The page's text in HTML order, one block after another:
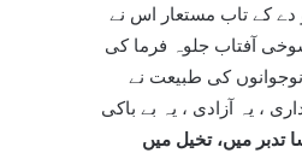
دے کے تاب مستعار اس نے
آفتاب جلوہ فرما کی
نوجوانوں کی طبيعت نے
، يہ آزادی ، يہ بے باکی
تدبر ميں، تخيل ميں